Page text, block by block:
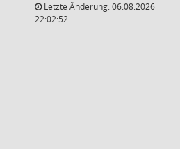
Letzte Änderung: 06.08.2026
22:02:52